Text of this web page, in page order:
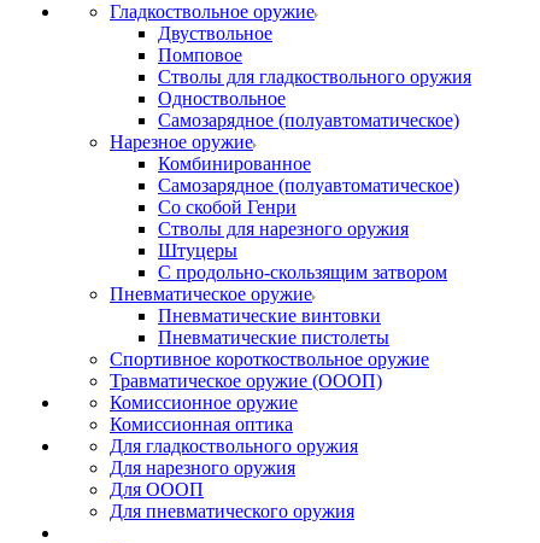
Гладкоствольное оружие
Двуствольное
Помповое
Стволы для гладкоствольного оружия
Одноствольное
Самозарядное (полуавтоматическое)
Нарезное оружие
Комбинированное
Самозарядное (полуавтоматическое)
Со скобой Генри
Стволы для нарезного оружия
Штуцеры
С продольно-скользящим затвором
Пневматическое оружие
Пневматические винтовки
Пневматические пистолеты
Спортивное короткоствольное оружие
Травматическое оружие (ОООП)
Комиссионное оружие
Комиссионная оптика
Для гладкоствольного оружия
Для нарезного оружия
Для ОООП
Для пневматического оружия